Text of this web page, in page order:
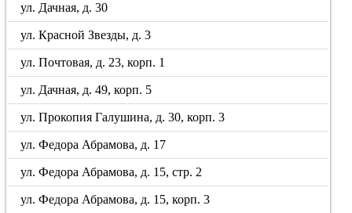
ул. Дачная, д. 30
ул. Красной Звезды, д. 3
ул. Почтовая, д. 23, корп. 1
ул. Дачная, д. 49, корп. 5
ул. Прокопия Галушина, д. 30, корп. 3
ул. Федора Абрамова, д. 17
ул. Федора Абрамова, д. 15, стр. 2
ул. Федора Абрамова, д. 15, корп. 3